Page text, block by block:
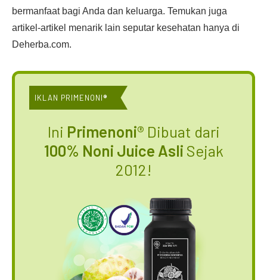
bermanfaat bagi Anda dan keluarga. Temukan juga
artikel-artikel menarik lain seputar kesehatan hanya di
Deherba.com.
IKLAN PRIMENONI®
Ini Primenoni® Dibuat dari
100% Noni Juice Asli Sejak
2012!